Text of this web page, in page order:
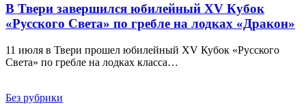
В Твери завершился юбилейный XV Кубок
«Русского Света» по гребле на лодках «Дракон»
11 июля в Твери прошел юбилейный XV Кубок «Русского
Света» по гребле на лодках класса…
Без рубрики